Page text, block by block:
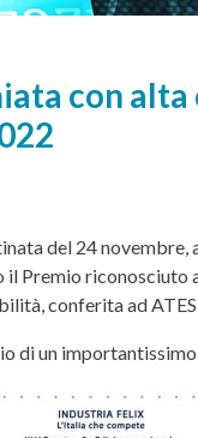
con
del 24 novembre,
il Premio
conferita ad
di un